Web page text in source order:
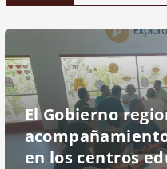
El Gobierno
en los centros